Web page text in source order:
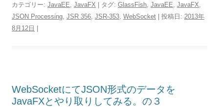
カテゴリー: JavaEE JavaFX | タグ: GlassFish JavaEE JavaFX
JSON Processing JSR 356 JSR-353 WebSocket | 投稿日: 2013年
8月12日 |
WebSocketにてJSON形式のデータを
JavaFXとやり取りしてみる。の３